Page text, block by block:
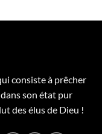
consiste à prêcher
son état pur
des élus de Dieu !